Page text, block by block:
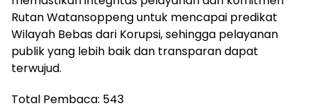
Verifikasi ini merupakan langkah penting dalam
memastikan integritas pelayanan dan komitmen
Rutan Watansoppeng untuk mencapai predikat
Wilayah Bebas dari Korupsi, sehingga pelayanan
publik yang lebih baik dan transparan dapat
terwujud.